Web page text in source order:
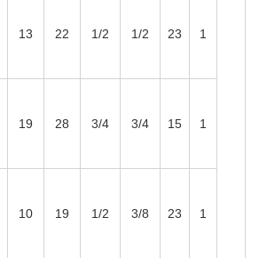
13 22 1/2 1/2 23 1
19 28 3/4 3/4 15 1
10 19 1/2 3/8 23 1